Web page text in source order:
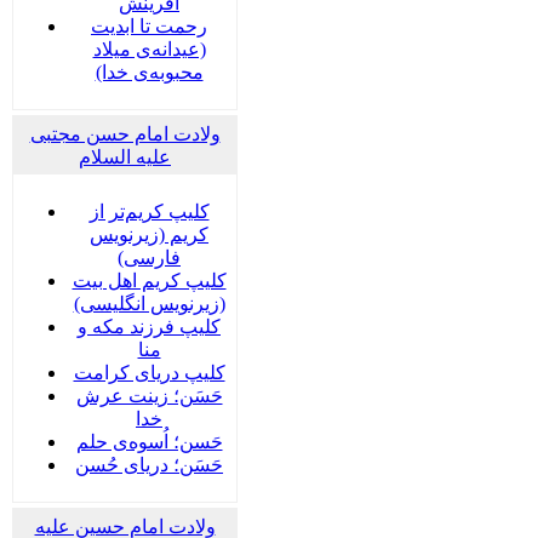
رحمت تا ابدیت
(عیدانه‌ی میلاد
محبوبه‌ی خدا)
ولادت امام حسن مجتبی
علیه السلام
کلیپ کریم‌تر از
کریم (زیرنویس
فارسی)
کلیپ کریم اهل بیت
(زیرنویس انگلیسی)
کلیپ فرزند مکه و
منا
کلیپ دریای کرامت
حَسَن؛ زینت عرش
خدا
حَسن؛ اُسوه‌ی حلم
حَسَن؛ دریای حُسن
ولادت امام حسین علیه